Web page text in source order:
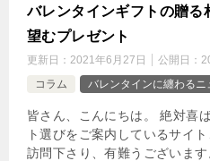
バレンタインギフトの贈る
望むプレゼント
更新日： 2021年6月27日 公開日：
コラム
バレンタインに纏わるニ
皆さん、こんにちは。 絶対喜
ト選びをご案内しているサイ
訪問下さり、有難うございま